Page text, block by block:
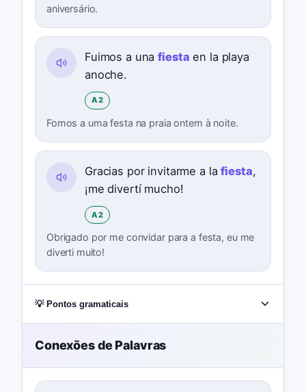
aniversário.
Fuimos a unafiesta en la playa
anoche.
A2
Fomos a uma festa na praia ontem à noite.
Gracias por invitarme a lafiesta,
¡me divertí mucho!
A2
Obrigado por me convidar para a festa, eu me
diverti muito!
💡 Pontos gramaticais
Conexões de Palavras